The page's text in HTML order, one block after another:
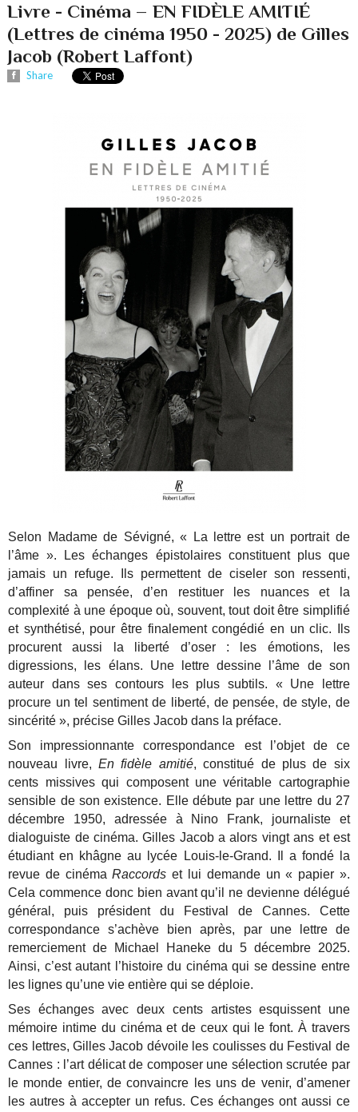
Livre - Cinéma – EN FIDÈLE AMITIÉ
(Lettres de cinéma 1950 - 2025) de Gilles
Jacob (Robert Laffont)
Share
Selon Madame de Sévigné, « La lettre est un portrait de
l’âme ». Les échanges épistolaires constituent plus que
jamais un refuge. Ils permettent de ciseler son ressenti,
d’affiner sa pensée, d’en restituer les nuances et la
complexité à une époque où, souvent, tout doit être simplifié
et synthétisé, pour être finalement congédié en un clic. Ils
procurent aussi la liberté d’oser : les émotions, les
digressions, les élans. Une lettre dessine l’âme de son
auteur dans ses contours les plus subtils. « Une lettre
procure un tel sentiment de liberté, de pensée, de style, de
sincérité », précise Gilles Jacob dans la préface.
Son impressionnante correspondance est l’objet de ce
nouveau livre, En fidèle amitié, constitué de plus de six
cents missives qui composent une véritable cartographie
sensible de son existence. Elle débute par une lettre du 27
décembre 1950, adressée à Nino Frank, journaliste et
dialoguiste de cinéma. Gilles Jacob a alors vingt ans et est
étudiant en khâgne au lycée Louis-le-Grand. Il a fondé la
revue de cinémaRaccords et lui demande un « papier ».
Cela commence donc bien avant qu’il ne devienne délégué
général, puis président du Festival de Cannes. Cette
correspondance s’achève bien après, par une lettre de
remerciement de Michael Haneke du 5 décembre 2025.
Ainsi, c’est autant l’histoire du cinéma qui se dessine entre
les lignes qu’une vie entière qui se déploie.
Ses échanges avec deux cents artistes esquissent une
mémoire intime du cinéma et de ceux qui le font. À travers
ces lettres, Gilles Jacob dévoile les coulisses du Festival de
Cannes : l’art délicat de composer une sélection scrutée par
le monde entier, de convaincre les uns de venir, d’amener
les autres à accepter un refus. Ces échanges ont aussi ce